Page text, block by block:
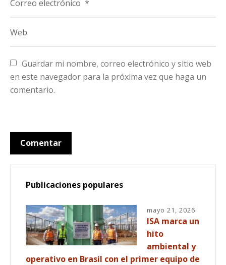
Guardar mi nombre, correo electrónico y sitio web
en este navegador para la próxima vez que haga un
comentario.
Publicaciones populares
mayo 21, 2026
ISA marca un
hito
ambiental y
operativo en Brasil con el primer equipo de